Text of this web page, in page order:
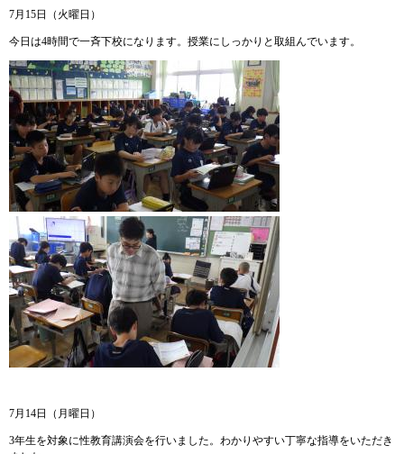
7月15日（火曜日）
今日は4時間で一斉下校になります。授業にしっかりと取組んでいます。
7月14日（月曜日）
3年生を対象に性教育講演会を行いました。わかりやすい丁寧な指導をいただき